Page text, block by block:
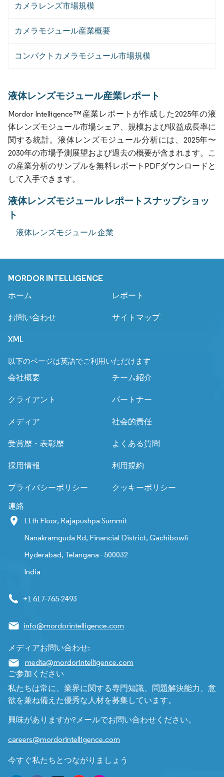
カメラレンズ市場規模
カメラモジュール産業概要
コンパクトカメラモジュール市場規模
液体レンズモジュール産業レポート
Mordor Intelligence™産業レポートが作成した2025年の液
体レンズモジュール市場シェア、規模および収益成長率に
関する統計。液体レンズモジュール分析には、2025年〜
2030年の市場予測展望および過去の概要が含まれます。こ
の産業分析のサンプルを無料レポートPDFダウンロードと
して入手できます。
液体レンズモジュール レポートスナップショッ
ト
液体レンズモジュール 企業
MORDOR INTELLIGENCE
ホーム レポート
お問い合わせ サイトマップ
XML
以下のページは英語でご利用いただけます
会社概要
チーム紹介
クライアント パートナー
メディア 社会的責任
受賞歴・表彰歴 よくある質問
採用情報 利用規約
プライバシーポリシー クッキーポリシー
連絡
11th Floor, Rajapushpa Summit
Nanakramguda Rd, Financial District, Gachibowli
Hyderabad, Telangana - 500032
India
+1 617-765-2493
info@mordorintelligence.com
メディアお問い合わせ:
media@mordorintelligence.com
ご参加ください
私たちは常に、業界に関する専門知識、問題解決能力、意
欲を兼ね備えた優秀な人材を募集しています。
興味がありますか?メールでお問い合わせください。
careers@mordorintelligence.com
今すぐ私たちとつながりましょう